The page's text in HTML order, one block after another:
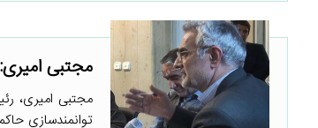
مجتبی
مجتبی امیری،
توانمندسازی